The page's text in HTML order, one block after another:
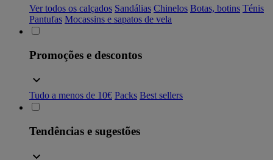
Ver todos os calçados Sandálias Chinelos Botas, botins Ténis
Pantufas Mocassins e sapatos de vela
Promoções e descontos
Tudo a menos de 10€ Packs Best sellers
Tendências e sugestões